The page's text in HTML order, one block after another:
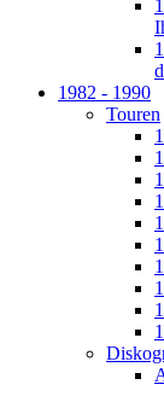
1982 - 1990
Touren